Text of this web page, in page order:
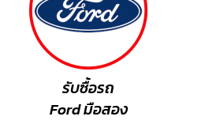
รับซื้อรถ
Ford มือสอง